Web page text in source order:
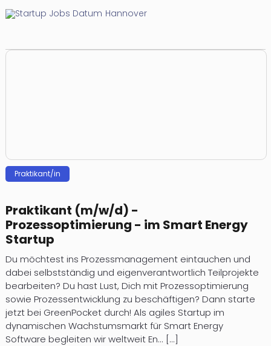
Hannover
Prak­ti­kan­t/in
Praktikant (m/w/d) -
Prozessoptimierung - im Smart Energy
Startup
Du möchtest ins Prozessmanagement eintauchen und
dabei selbstständig und eigenverantwortlich Teilprojekte
bearbeiten? Du hast Lust, Dich mit Prozessoptimierung
sowie Prozessentwicklung zu beschäftigen? Dann starte
jetzt bei GreenPocket durch! Als agiles Startup im
dynamischen Wachstumsmarkt für Smart Energy
Software begleiten wir weltweit En... [...]